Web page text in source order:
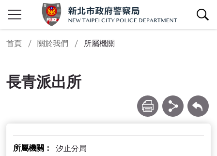
查詢區開關
首頁 關於我們 所屬機關
長青派出所
列印 分享 回上一頁
所屬機關 汐止分局